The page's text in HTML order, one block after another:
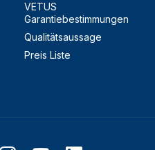
VETUS
Garantiebestimmungen
Qualitätsaussage
Preis Liste